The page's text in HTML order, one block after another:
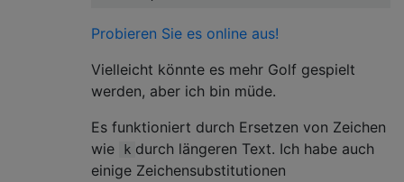
Probieren Sie es online aus!
Vielleicht könnte es mehr Golf gespielt
werden, aber ich bin müde.
Es funktioniert durch Ersetzen von Zeichen
wie
k durch längeren Text. Ich habe auch
einige Zeichensubstitutionen